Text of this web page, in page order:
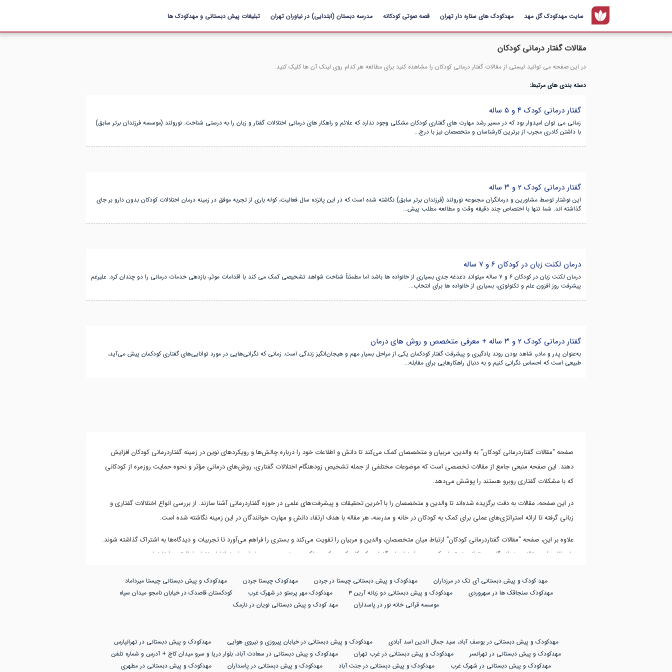
محتوای
سایت مهدکودک گل مهد مهدکودک های ستاره دار تهران قصه صوتی کودکانه مدرسه دبستان (ابتدایی) در نیاوران تهران تبلیغات پیش دبستانی و مهدکودک ها
مقالات گفتار درمانی کودکان
در این صفحه می توانید لیستی از مقالات گفتار درمانی کودکان را مشاهده کنید برای مطالعه هر کدام روی لینک آن ها کلیک کنید.
دسته بندی های مرتبط:
گفتار درمانی کودک ۴ و ۵ ساله
زمانی می توان امیدوار بود که در مسیر رشد مهارت های گفتاری کودکان مشکلی وجود ندارد که علائم و راهکار های درمانی اختلالات گفتار و زبان را به درستی شناخت. نورولند (موسسه فرزندان برتر سابق)
با داشتن کادری مجرب از برترین کارشناسان و متخصصان نیز با درج...
گفتار درمانی کودک ۲ و ۳ ساله
این نوشتار توسط مشاورین و درمانگران مجموعه نورولند (فرزندان برتر سابق) نگاشته شده است که در این پانزده سال فعالیت، کوله باری از تجربه موفق در زمینه درمان اختلالات کودکان بدون دارو بر جای
گذاشته اند. شما تنها با اختصاص چند دقیقه وقت و مطالعه مطلب پیش...
درمان لکنت زبان در کودکان ۶ و ۷ ساله
درمان لکنت زبان در کودکان ۶ و ۷ ساله میتواند دغدغه جدی بسیاری از خانواده ها باشد اما مطمئناً شناخت شواهد تشخیصی کمک می کند با اقدامات موثر، بازدهی خدمات درمانی را دو چندان کرد. علیرغم
پیشرفت روز افزون علم و تکنولوژی، بسیاری از خانواده ها برای انتخاب...
گفتار درمانی کودک ۲ و ۳ ساله + معرفی متخصص و روش های درمان
به‌عنوان پدر و مادر، شاهد بودن روند یادگیری و پیشرفت گفتار کودکمان یکی از مراحل بسیار مهم و هیجان‌انگیز زندگی است. زمانی که نگرانی‌هایی در مورد توانایی‌های گفتاری کودکمان پیش می‌آید،
طبیعی است که احساس نگرانی کنیم و به دنبال راهکارهایی برای مقابله...
صفحه "مقالات گفتاردرمانی کودکان" به والدین، مربیان و متخصصان کمک می‌کند تا دانش و اطلاعات خود را درباره چالش‌ها و رویکردهای نوین در زمینه گفتاردرمانی کودکان افزایش
دهند. این صفحه منبعی جامع از مقالات تخصصی است که موضوعات مختلفی از جمله تشخیص زودهنگام اختلالات گفتاری، روش‌های درمانی مؤثر و نحوه حمایت روزمره از کودکانی
که با مشکلات گفتاری روبرو هستند را پوشش می‌دهد.
در این صفحه، مقالات به دقت برگزیده شده‌اند تا والدین و متخصصان را با آخرین تحقیقات و پیشرفت‌های علمی در حوزه گفتاردرمانی آشنا سازند. از بررسی انواع اختلالات گفتاری و
زبانی گرفته تا ارائه استراتژی‌های عملی برای کمک به کودکان در خانه و مدرسه، هر مقاله با هدف ارتقاء دانش و مهارت خوانندگان در این زمینه نگاشته شده است.
علاوه بر این، صفحه "مقالات گفتاردرمانی کودکان" ارتباط میان متخصصان، والدین و مربیان را تقویت می‌کند و بستری را فراهم می‌آورد تا تجربیات و دیدگاه‌ها به اشتراک گذاشته شوند.
با مطالعه این مقالات، خوانندگان می‌توانند نه تنها درک بهتری از نیازهای گفتاری کودکان کسب کنند، بلکه در روند بهبود و پیشرفت فرزندانشان نقش فعال‌تری ایفا نمایند.
مهد کودک و پیش دبستانی آی تک در مرزداران مهدکودک و پیش دبستانی چیستا در جردن مهدکودک چیستا جردن
مهدکودک و پیش دبستانی چیستا میرداماد
مهدکودک سنجاقک ها در سهروردی
مهدکودک و پیش دبستانی دو زبانه آرین ۳ مهدکودک مهر پرستو در شهرک غرب
کودکستان قاصدک در خیابان نامجو میدان سپاه
موسسه قرآنی خانه نور در پاسداران
مهد کودک و پیش دبستانی نویان در نارمک
مهدکودک و پیش دبستانی در یوسف آباد، سید جمال الدین اسد آبادی مهدکودک و پیش دبستانی در خیابان پیروزی و نیروی هوایی
مهدکودک و پیش دبستانی در تهرانپارس
مهدکودک و پیش دبستانی در تهرانسر
مهدکودک و پیش دبستانی در غرب تهران
مهدکودک و پیش دبستانی در سعادت آباد، بلوار دریا و سرو میدان کاج + آدرس و شماره تلفن
مهدکودک و پیش دبستانی در شهرک غرب
مهدکودک و پیش دبستانی در جنت آباد مهدکودک و پیش دبستانی در پاسداران مهدکودک و پیش دبستانی در مطهری